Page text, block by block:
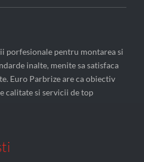
porfesionale pentru montarea si
inalte, menite sa satisfaca
Euro Parbrize are ca obiectiv
calitate si servicii de top